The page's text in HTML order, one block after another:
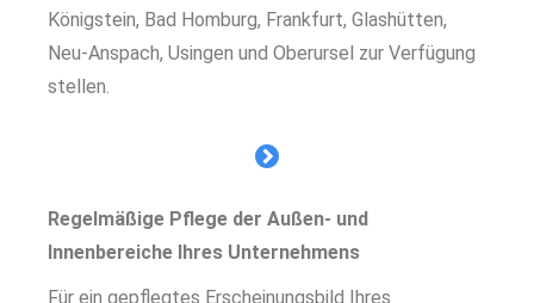
Königstein, Bad Homburg, Frankfurt, Glashütten,
Neu-Anspach, Usingen und Oberursel zur Verfügung
stellen.
Regelmäßige Pflege der Außen- und
Innenbereiche Ihres Unternehmens
Für ein gepflegtes Erscheinungsbild Ihres